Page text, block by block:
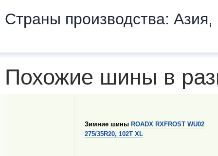
Страны производства: Азия,
Похожие шины в
Зимние шины ROADX RXFROST WU02
275/35R20, 102T XL